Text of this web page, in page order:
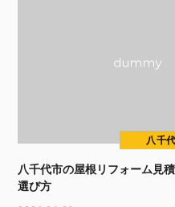
八千
八千代市の屋根リフォーム見
選び方